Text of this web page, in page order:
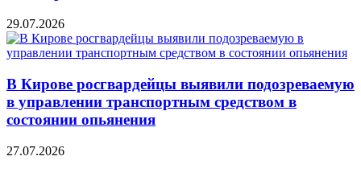
29.07.2026
В Кирове росгвардейцы выявили подозреваемую
в управлении транспортным средством в
состоянии опьянения
27.07.2026